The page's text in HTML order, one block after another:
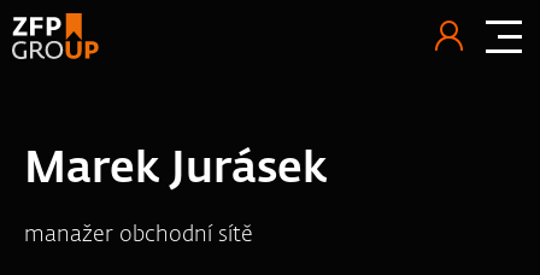
Marek Jurásek
manažer obchodní sítě